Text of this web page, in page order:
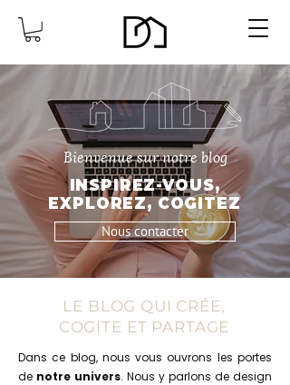
Bienvenue sur notre blog
INSPIREZ-VOUS,
EXPLOREZ, COGITEZ
Nous contacter
LE BLOG QUI CRÉE,
COGITE ET PARTAGE
Dans ce blog, nous vous ouvrons les portes
de notre univers. Nous y parlons de design